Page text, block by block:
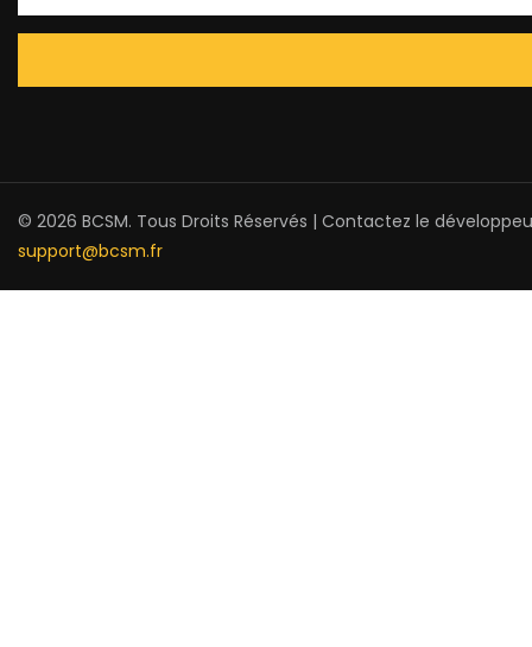
© 2026 BCSM. Tous Droits Réservés | Contactez le
support@bcsm.fr